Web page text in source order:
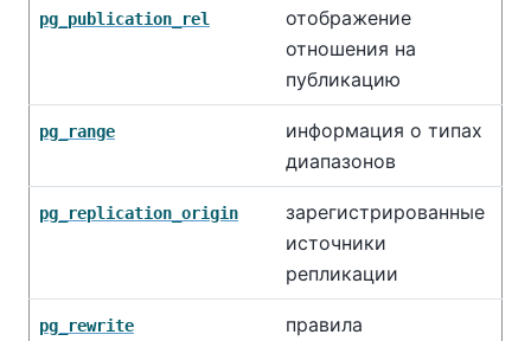
pg_publication_rel
отображение
отношения на
публикацию
pg_range
информация о типах
диапазонов
pg_replication_origin
зарегистрированные
источники
репликации
pg_rewrite
правила